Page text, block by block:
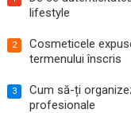
lifestyle
2
Cosmeticele
termenului înscris
3
Cum să-ți
profesionale